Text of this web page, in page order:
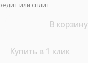
или сплит
В корзину
Купить в 1 клик